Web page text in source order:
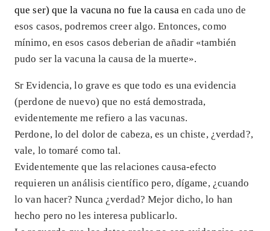
que ser) que la vacuna no fue la causaen cada uno de
esos casos, podremos creer algo. Entonces, como
mínimo, en esos casos deberian de añadir «también
pudo ser la vacuna la causa de la muerte».
Sr Evidencia, lo grave es que todo es una evidencia
(perdone de nuevo) que no está demostrada,
evidentemente me refiero a las vacunas.
Perdone, lo del dolor de cabeza, es un chiste, ¿verdad?,
vale, lo tomaré como tal.
Evidentemente que las relaciones causa-efecto
requieren un análisis científico pero, dígame, ¿cuando
lo van hacer? Nunca ¿verdad? Mejor dicho, lo han
hecho pero no les interesa publicarlo.